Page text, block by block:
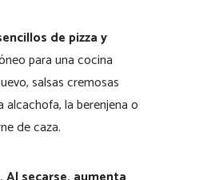
de pizza y
para una cocina
salsas cremosas
la berenjena o
de caza.